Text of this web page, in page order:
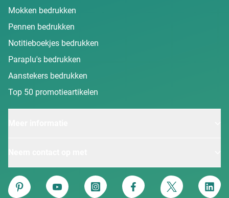
Mokken bedrukken
Pennen bedrukken
Notitieboekjes bedrukken
Paraplu's bedrukken
Aanstekers bedrukken
Top 50 promotieartikelen
Van Heijster
Pinterest
YouTube Instagram Facebook Twitter